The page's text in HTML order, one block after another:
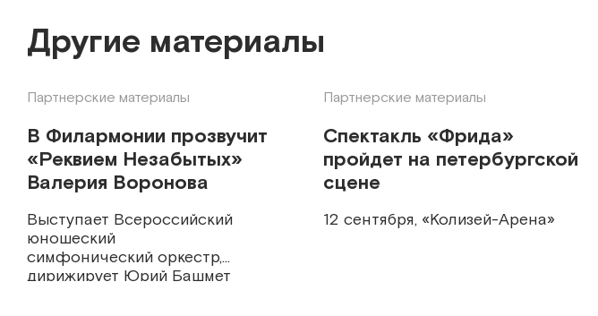
Другие материалы
Партнерские материалы
В Филармонии прозвучит
«Реквием Незабытых»
Валерия Воронова
Выступает Всероссийский
юношеский
симфонический оркестр,
дирижирует Юрий Башмет
Партнерские материалы
Спектакль «Фрида»
пройдет на петербургской
сцене
12 сентября, «Колизей-Арена»